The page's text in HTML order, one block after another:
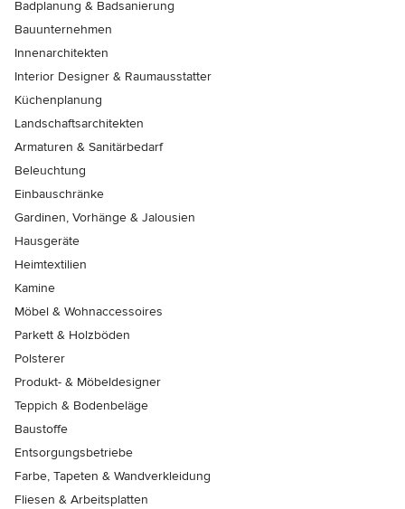
Badplanung & Badsanierung
Bauunternehmen
Innenarchitekten
Interior Designer & Raumausstatter
Küchenplanung
Landschaftsarchitekten
Armaturen & Sanitärbedarf
Beleuchtung
Einbauschränke
Gardinen, Vorhänge & Jalousien
Hausgeräte
Heimtextilien
Kamine
Möbel & Wohnaccessoires
Parkett & Holzböden
Polsterer
Produkt- & Möbeldesigner
Teppich & Bodenbeläge
Baustoffe
Entsorgungsbetriebe
Farbe, Tapeten & Wandverkleidung
Fliesen & Arbeitsplatten